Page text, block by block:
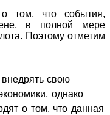
том, что события,
в полной мере
Поэтому отметим
свою
однако
о том, что данная